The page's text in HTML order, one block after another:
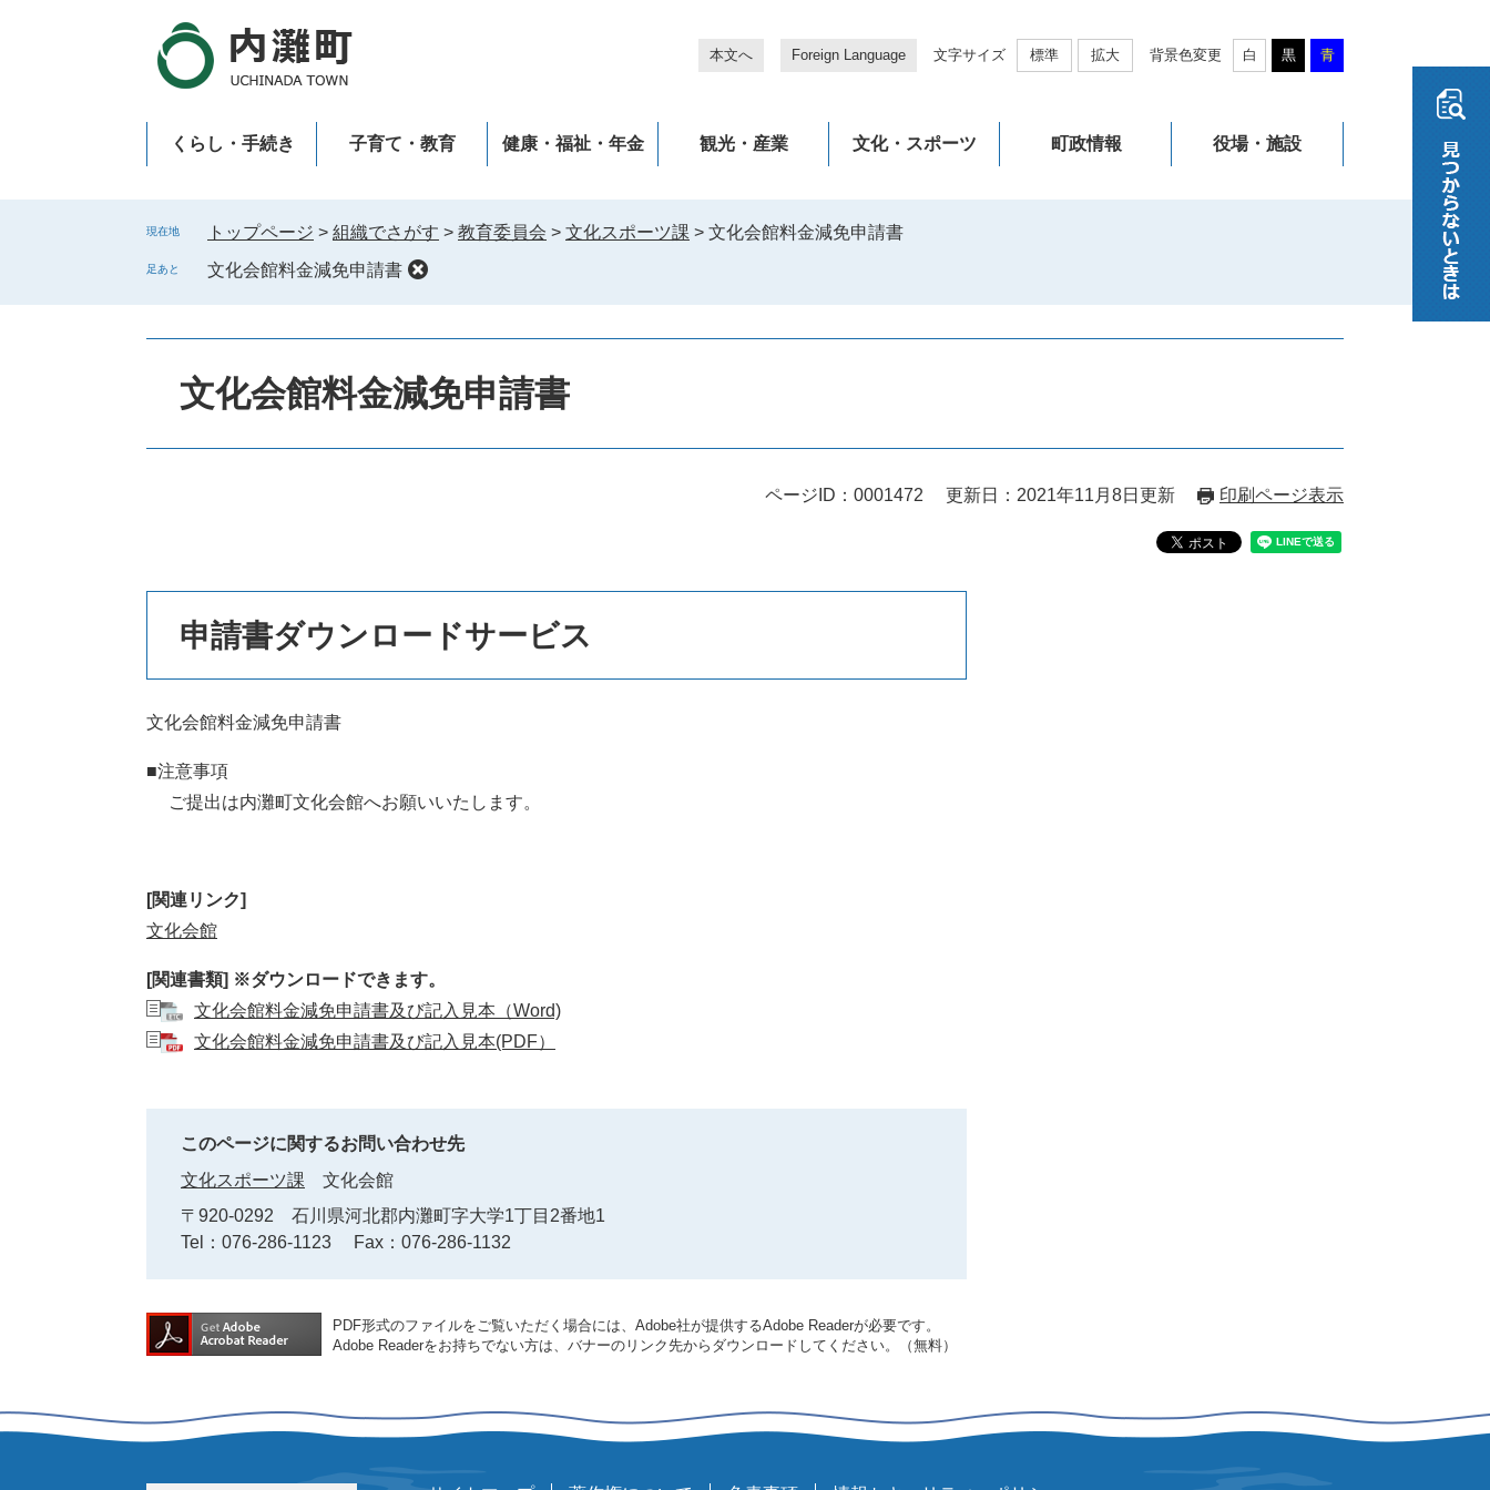
す
し
へ
本文へ Foreign Language 文字サイズ 標準 拡大 背景色変更 白 黒 青
くらし・手続き 子育て・教育 健康・福祉・年金 観光・産業 文化・スポーツ 町政情報 役場・施設
現在地 トップページ > 組織でさがす > 教育委員会 > 文化スポーツ課 > 文化会館料金減免申請書
足あと 文化会館料金減免申請書
文化会館料金減免申請書
ページID：0001472 更新日：2021年11月8日更新 印刷ページ表示
申請書ダウンロードサービス
文化会館料金減免申請書
■注意事項
ご提出は内灘町文化会館へお願いいたします。
[関連リンク]
文化会館
[関連書類] ※ダウンロードできます。
文化会館料金減免申請書及び記入見本（Word)
文化会館料金減免申請書及び記入見本(PDF）
このページに関するお問い合わせ先
文化スポーツ課
文化会館
〒920-0292
石川県河北郡内灘町字大学1丁目2番地1
Tel：076-286-1123
Fax：076-286-1132
PDF形式のファイルをご覧いただく場合には、Adobe社が提供するAdobe Readerが必要です。
Adobe Readerをお持ちでない方は、バナーのリンク先からダウンロードしてください。（無料）